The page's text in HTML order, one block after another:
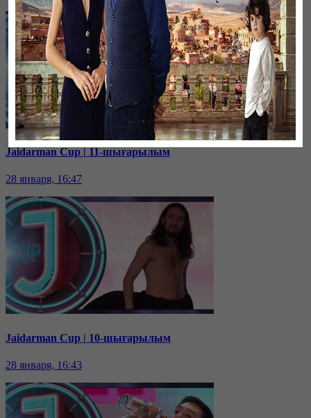
Jaidarman Cup | 11-шығарылым
28 января, 16:47
Jaidarman Cup | 10-шығарылым
28 января, 16:43